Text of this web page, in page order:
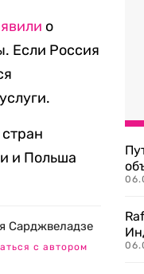
о
Если Россия
и Польша
Сарджвеладзе
с автором